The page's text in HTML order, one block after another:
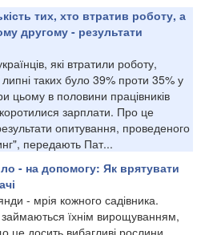
тих, хто втратив роботу, а
другому - результати
які втратили роботу,
таких було 39% проти 35% у
цьому в половини працівників
зарплати. Про це
опитування, проведеного
передають Пат...
- на допомогу: Як врятувати
- мрія кожного садівника.
їхнім вирощуванням,
це досить вибагливі рослини.